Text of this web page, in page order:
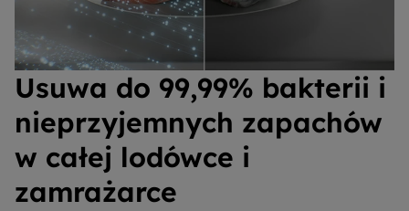
Usuwa do 99,99% bakterii i
nieprzyjemnych zapachów
w całej lodówce i
zamrażarce